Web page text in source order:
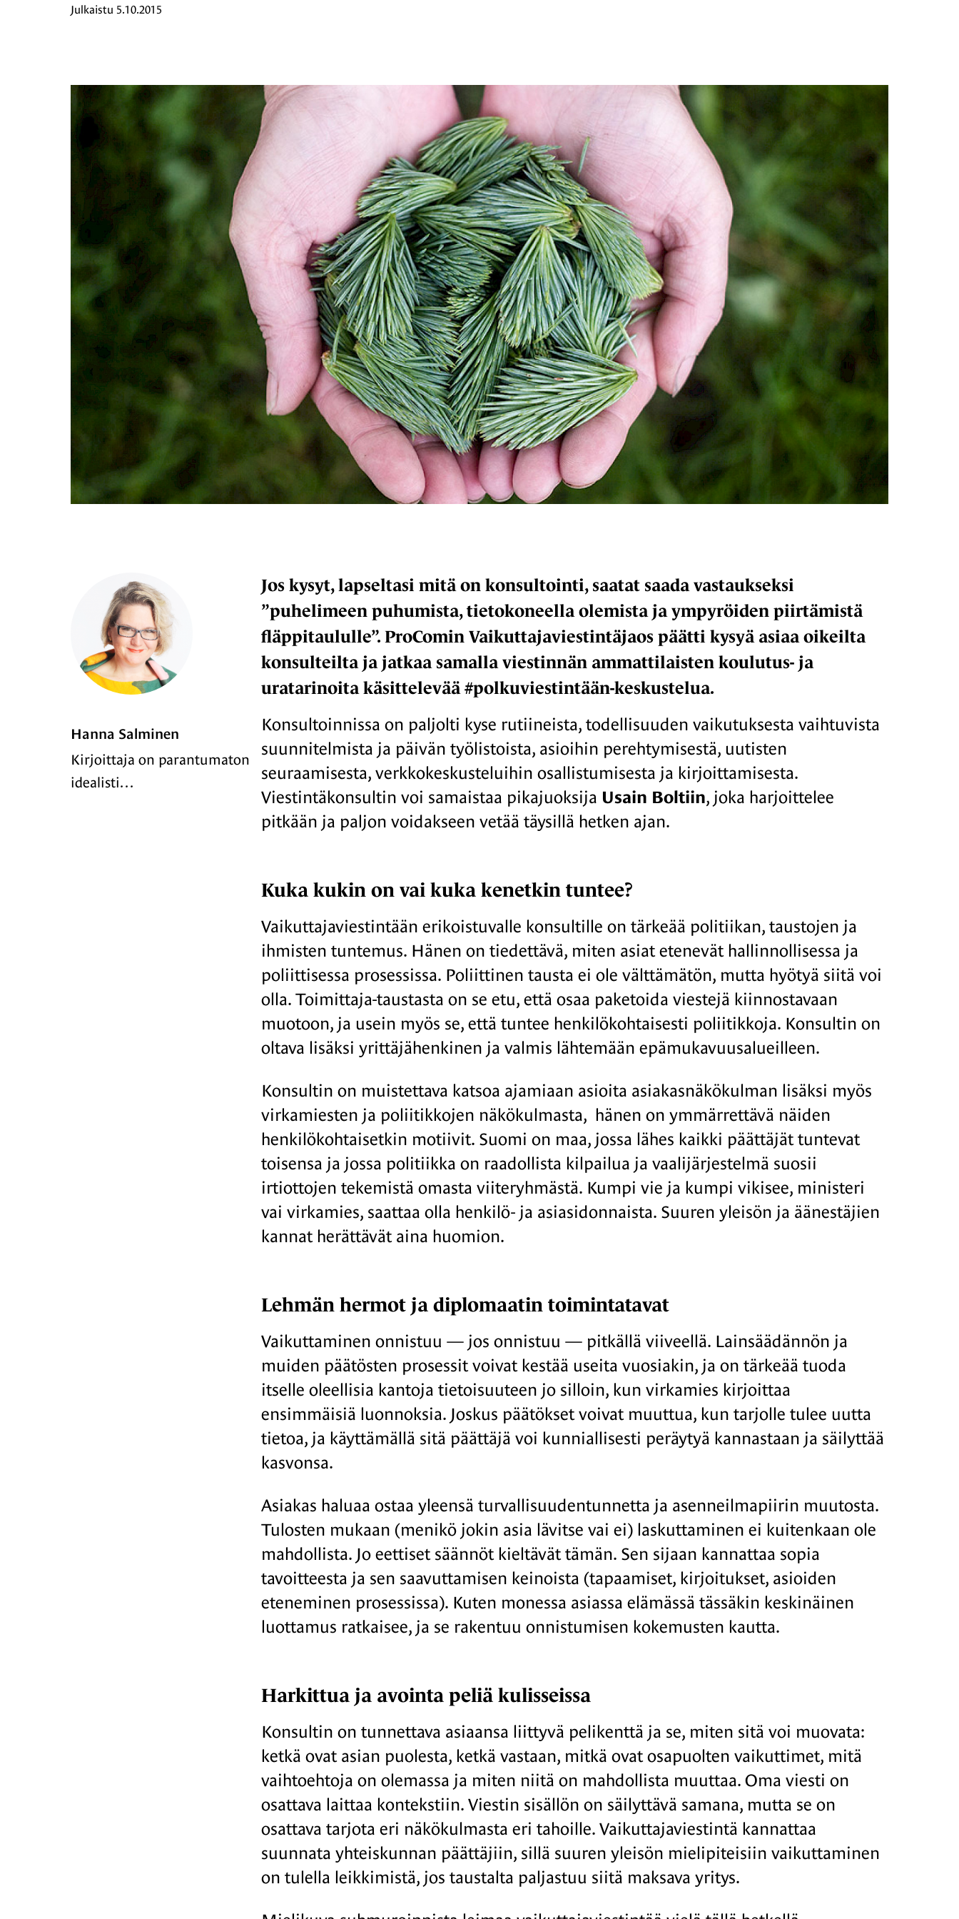
Julkaistu 5.10.2015
Hanna Salminen
Kirjoittaja on parantumaton
idealisti…
Jos kysyt, lapseltasi mitä on konsultointi, saatat saada vastaukseksi
”puhelimeen puhumista, tietokoneella olemista ja ympyröiden piirtämistä
fläppitaululle”. ProComin Vaikuttajaviestintäjaos päätti kysyä asiaa oikeilta
konsulteilta ja jatkaa samalla viestinnän ammattilaisten koulutus- ja
uratarinoita käsittelevää #polkuviestintään-keskustelua.
Konsultoinnissa on paljolti kyse rutiineista, todellisuuden vaikutuksesta vaihtuvista
suunnitelmista ja päivän työlistoista, asioihin perehtymisestä, uutisten
seuraamisesta, verkkokeskusteluihin osallistumisesta ja kirjoittamisesta.
Viestintäkonsultin voi samaistaa pikajuoksija Usain Boltiin, joka harjoittelee
pitkään ja paljon voidakseen vetää täysillä hetken ajan.
Kuka kukin on vai kuka kenetkin tuntee?
Vaikuttajaviestintään erikoistuvalle konsultille on tärkeää politiikan, taustojen ja
ihmisten tuntemus. Hänen on tiedettävä, miten asiat etenevät hallinnollisessa ja
poliittisessa prosessissa. Poliittinen tausta ei ole välttämätön, mutta hyötyä siitä voi
olla. Toimittaja-taustasta on se etu, että osaa paketoida viestejä kiinnostavaan
muotoon, ja usein myös se, että tuntee henkilökohtaisesti poliitikkoja. Konsultin on
oltava lisäksi yrittäjähenkinen ja valmis lähtemään epämukavuusalueilleen.
Konsultin on muistettava katsoa ajamiaan asioita asiakasnäkökulman lisäksi myös
virkamiesten ja poliitikkojen näkökulmasta, hänen on ymmärrettävä näiden
henkilökohtaisetkin motiivit. Suomi on maa, jossa lähes kaikki päättäjät tuntevat
toisensa ja jossa politiikka on raadollista kilpailua ja vaalijärjestelmä suosii
irtiottojen tekemistä omasta viiteryhmästä. Kumpi vie ja kumpi vikisee, ministeri
vai virkamies, saattaa olla henkilö- ja asiasidonnaista. Suuren yleisön ja äänestäjien
kannat herättävät aina huomion.
Lehmän hermot ja diplomaatin toimintatavat
Vaikuttaminen onnistuu — jos onnistuu — pitkällä viiveellä. Lainsäädännön ja
muiden päätösten prosessit voivat kestää useita vuosiakin, ja on tärkeää tuoda
itselle oleellisia kantoja tietoisuuteen jo silloin, kun virkamies kirjoittaa
ensimmäisiä luonnoksia. Joskus päätökset voivat muuttua, kun tarjolle tulee uutta
tietoa, ja käyttämällä sitä päättäjä voi kunniallisesti peräytyä kannastaan ja säilyttää
kasvonsa.
Asiakas haluaa ostaa yleensä turvallisuudentunnetta ja asenneilmapiirin muutosta.
Tulosten mukaan (menikö jokin asia lävitse vai ei) laskuttaminen ei kuitenkaan ole
mahdollista. Jo eettiset säännöt kieltävät tämän. Sen sijaan kannattaa sopia
tavoitteesta ja sen saavuttamisen keinoista (tapaamiset, kirjoitukset, asioiden
eteneminen prosessissa). Kuten monessa asiassa elämässä tässäkin keskinäinen
luottamus ratkaisee, ja se rakentuu onnistumisen kokemusten kautta.
Harkittua ja avointa peliä kulisseissa
Konsultin on tunnettava asiaansa liittyvä pelikenttä ja se, miten sitä voi muovata:
ketkä ovat asian puolesta, ketkä vastaan, mitkä ovat osapuolten vaikuttimet, mitä
vaihtoehtoja on olemassa ja miten niitä on mahdollista muuttaa. Oma viesti on
osattava laittaa kontekstiin. Viestin sisällön on säilyttävä samana, mutta se on
osattava tarjota eri näkökulmasta eri tahoille. Vaikuttajaviestintä kannattaa
suunnata yhteiskunnan päättäjiin, sillä suuren yleisön mielipiteisiin vaikuttaminen
on tulella leikkimistä, jos taustalta paljastuu siitä maksava yritys.